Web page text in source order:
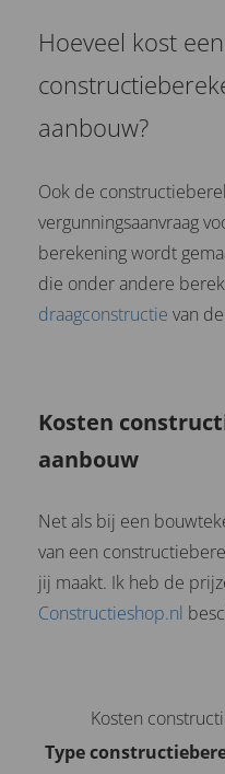
Hoeveel kost een
aanbouw?
Ook de
vergunningsaanvraag
berekening wordt
die onder andere
draagconstructie van
Kosten
aanbouw
Net als bij een
van een
jij maakt. Ik heb de
Constructieshop.nl
Type
Kosten